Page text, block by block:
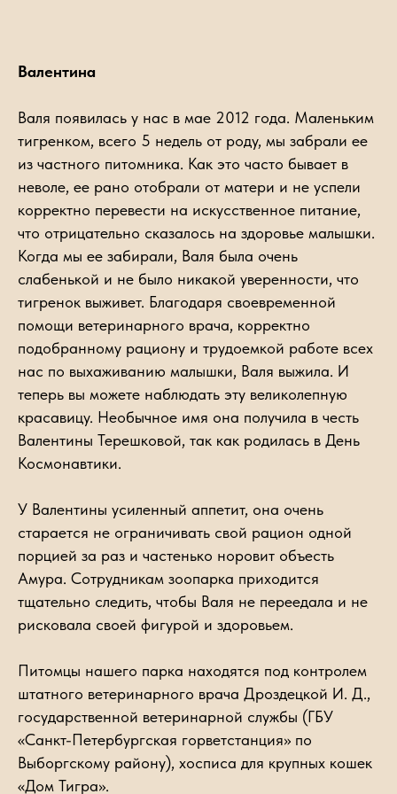
Валентина
Валя появилась у нас в мае 2012 года. Маленьким
тигренком, всего 5 недель от роду, мы забрали ее
из частного питомника. Как это часто бывает в
неволе, ее рано отобрали от матери и не успели
корректно перевести на искусственное питание,
что отрицательно сказалось на здоровье малышки.
Когда мы ее забирали, Валя была очень
слабенькой и не было никакой уверенности, что
тигренок выживет. Благодаря своевременной
помощи ветеринарного врача, корректно
подобранному рациону и трудоемкой работе всех
нас по выхаживанию малышки, Валя выжила. И
теперь вы можете наблюдать эту великолепную
красавицу. Необычное имя она получила в честь
Валентины Терешковой, так как родилась в День
Космонавтики.
У Валентины усиленный аппетит, она очень
старается не ограничивать свой рацион одной
порцией за раз и частенько норовит объесть
Амура. Сотрудникам зоопарка приходится
тщательно следить, чтобы Валя не переедала и не
рисковала своей фигурой и здоровьем.
Питомцы нашего парка находятся под контролем
штатного ветеринарного врача Дроздецкой И. Д.,
государственной ветеринарной службы (ГБУ
«Санкт-Петербургская горветстанция» по
Выборгскому району), хосписа для крупных кошек
«Дом Тигра».